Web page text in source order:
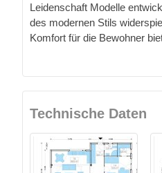
Leidenschaft Modelle
des modernen Stils
Komfort für die Bewohner
Technische Daten